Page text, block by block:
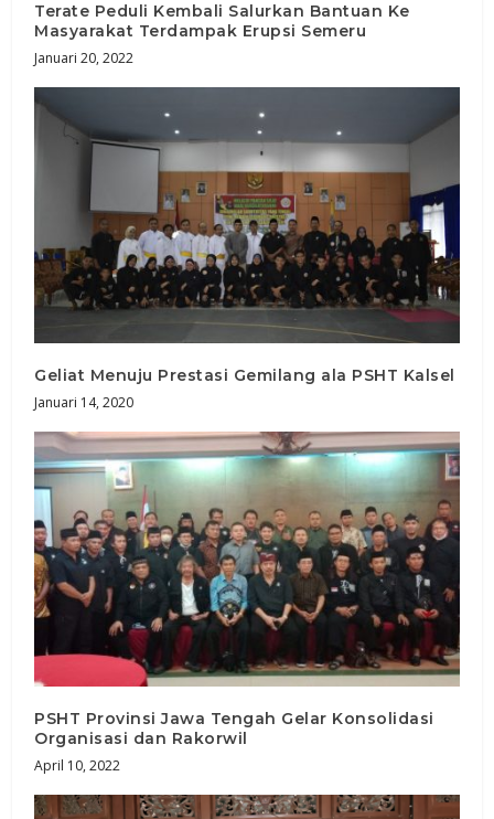
Terate Peduli Kembali Salurkan Bantuan Ke
Masyarakat Terdampak Erupsi Semeru
Januari 20, 2022
Geliat Menuju Prestasi Gemilang ala PSHT Kalsel
Januari 14, 2020
PSHT Provinsi Jawa Tengah Gelar Konsolidasi
Organisasi dan Rakorwil
April 10, 2022